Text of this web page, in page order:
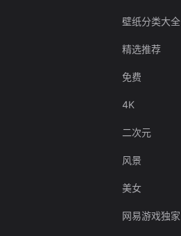
壁纸分类大全
精选推荐
免费
4K
二次元
风景
美女
网易游戏独家